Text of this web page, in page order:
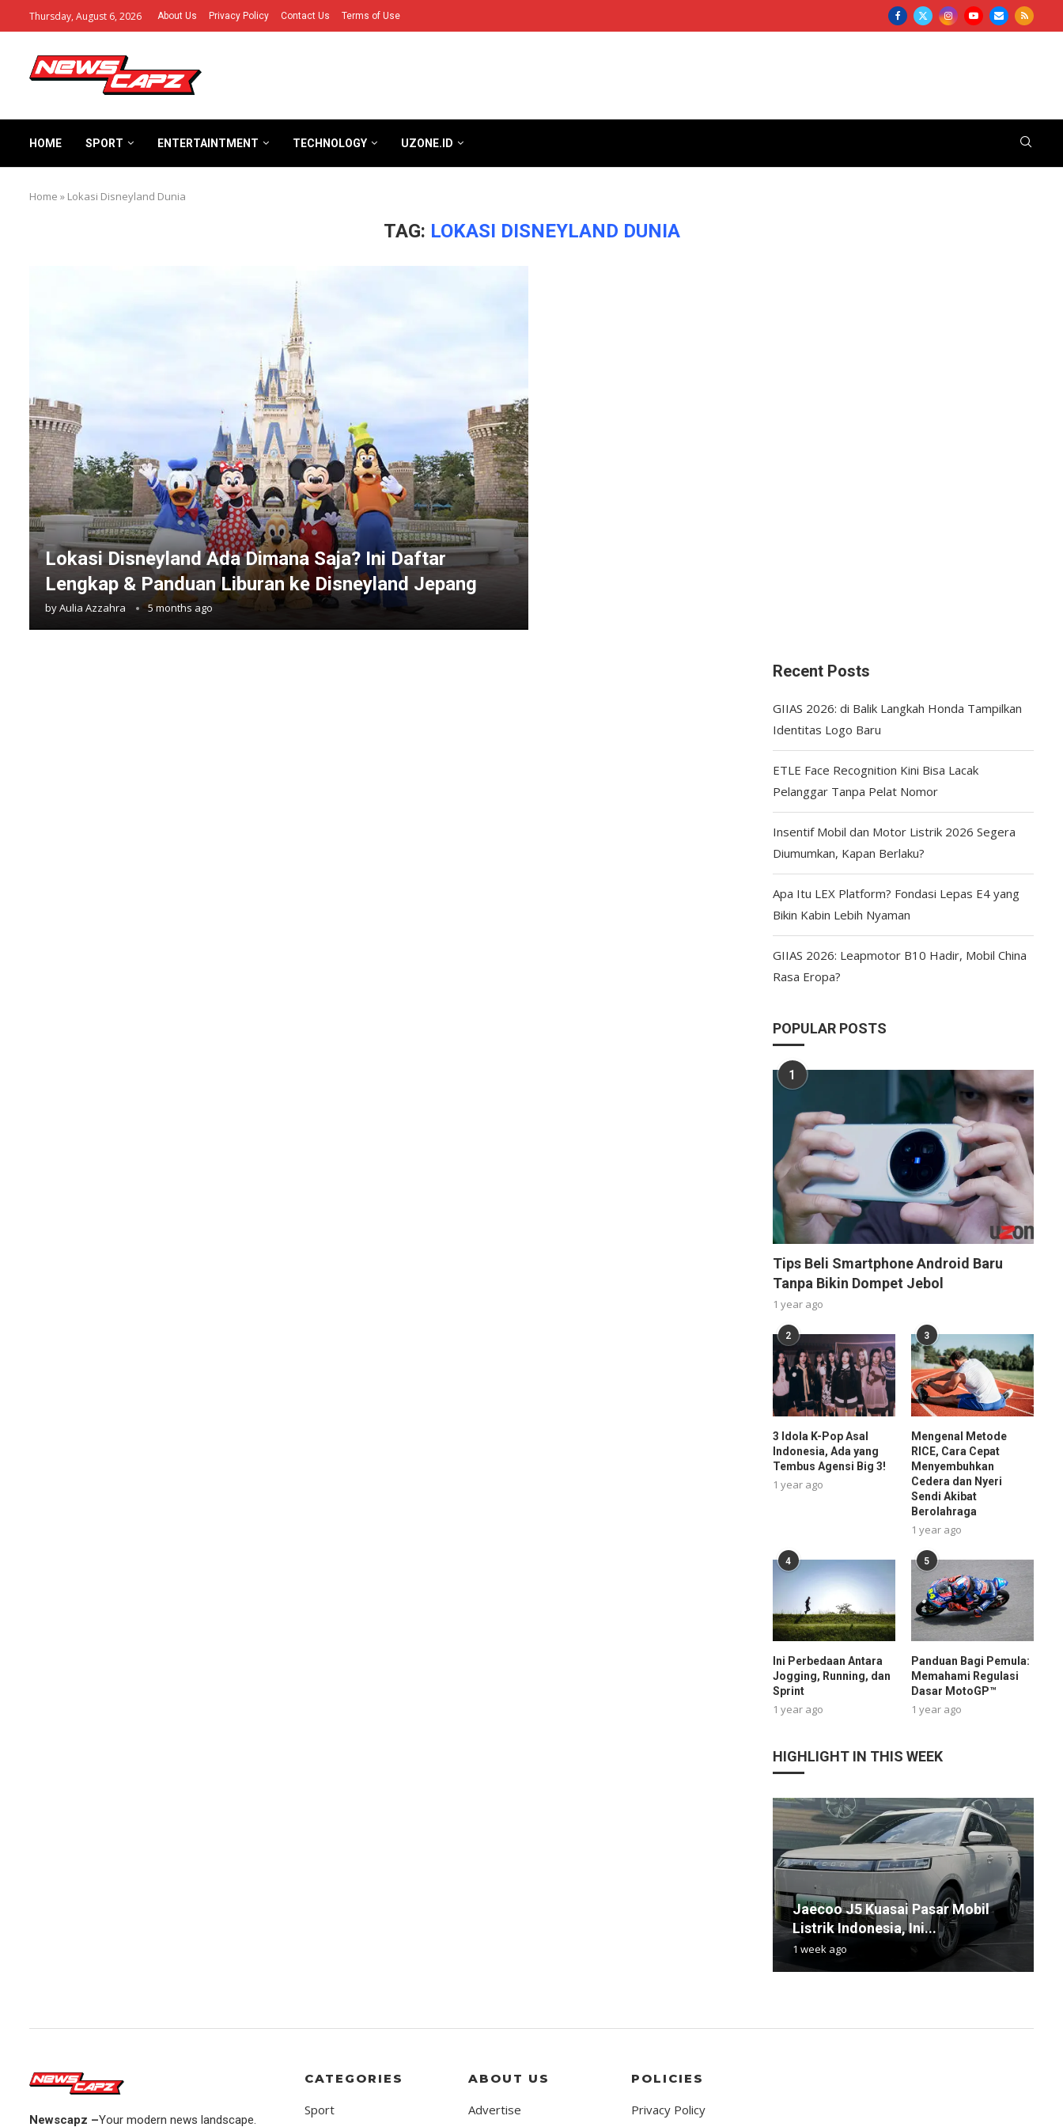
Thursday, August 6, 2026 About Us Privacy Policy Contact Us Terms of Use
HOME SPORT ENTERTAINTMENT TECHNOLOGY UZONE.ID
Home » Lokasi Disneyland Dunia
TAG: LOKASI DISNEYLAND DUNIA
Lokasi Disneyland Ada Dimana Saja? Ini Daftar
Lengkap & Panduan Liburan ke Disneyland Jepang
byAulia Azzahra 5 months ago
Recent Posts
GIIAS 2026: di Balik Langkah Honda Tampilkan
Identitas Logo Baru
ETLE Face Recognition Kini Bisa Lacak
Pelanggar Tanpa Pelat Nomor
Insentif Mobil dan Motor Listrik 2026 Segera
Diumumkan, Kapan Berlaku?
Apa Itu LEX Platform? Fondasi Lepas E4 yang
Bikin Kabin Lebih Nyaman
GIIAS 2026: Leapmotor B10 Hadir, Mobil China
Rasa Eropa?
POPULAR POSTS
1
Tips Beli Smartphone Android Baru
Tanpa Bikin Dompet Jebol
1 year ago
2
3 Idola K-Pop Asal
Indonesia, Ada yang
Tembus Agensi Big 3!
1 year ago
3
Mengenal Metode
RICE, Cara Cepat
Menyembuhkan
Cedera dan Nyeri
Sendi Akibat
Berolahraga
1 year ago
4
Ini Perbedaan Antara
Jogging, Running, dan
Sprint
1 year ago
5
Panduan Bagi Pemula:
Memahami Regulasi
Dasar MotoGP™
1 year ago
HIGHLIGHT IN THIS WEEK
Jaecoo J5 Kuasai Pasar Mobil
Listrik Indonesia, Ini...
1 week ago
Newscapz –Your modern news landscape.
CATEGORIES
Sport
ABOUT US
Advertise
POLICIES
Privacy Policy